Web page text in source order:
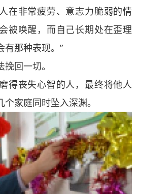
在非常疲劳、意志力脆弱的情
被唤醒，而自己长期处在歪理
有那种表现。”
回一切。
丧失心智的人，最终将他人
家庭同时坠入深渊。